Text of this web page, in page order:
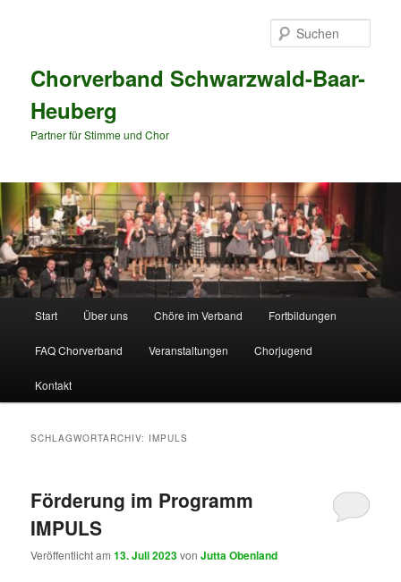
Chorverband Schwarzwald-Baar-
Heuberg
Partner für Stimme und Chor
Start Über uns Chöre im Verband Fortbildungen
FAQ Chorverband Veranstaltungen Chorjugend
Kontakt
SCHLAGWORTARCHIV: IMPULS
Förderung im Programm
IMPULS
Veröffentlicht am13. Juli 2023vonJutta Obenland